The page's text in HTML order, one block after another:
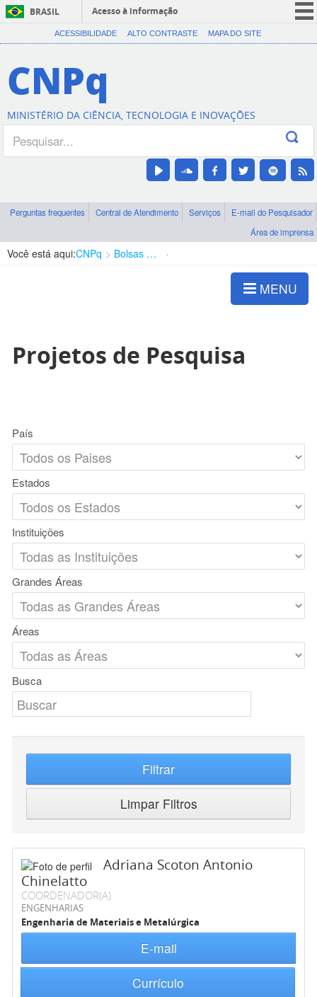
BRASIL
Acesso à informação
CORONAVÍRUS (COVID-19)
Canais
ACESSIBILIDADE ALTO CONTRASTE MAPA DO SITE
CNPq
MINISTÉRIO DA CIÊNCIA, TECNOLOGIA E INOVAÇÕES
Perguntas frequentes Central de Atendimento Serviços
E-mail do Pesquisador
Área de imprensa
Você está aqui:CNPq Bolsas e Auxílios Vigentes
MENU
Projetos de Pesquisa
País
Estados
Instituições
Grandes Áreas
Áreas
Busca
Filtrar
Limpar Filtros
Adriana Scoton Antonio
Chinelatto
COORDENADOR(A)
ENGENHARIAS
Engenharia de Materiais e Metalúrgica
E-mail
Currículo